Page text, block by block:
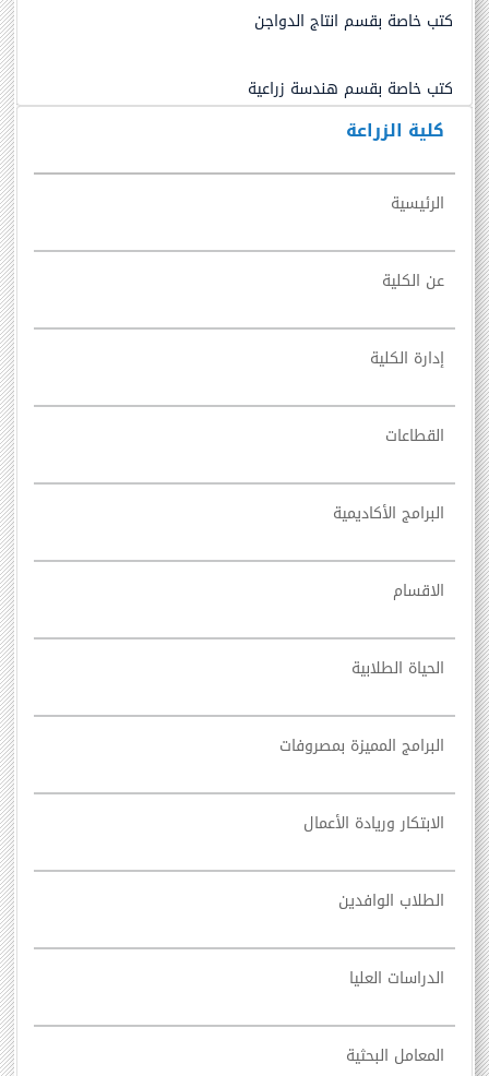
كلية الزراعة
الرئيسية
عن الكلية
إدارة الكلية
القطاعات
البرامج الأكاديمية
الاقسام
الحياة الطلابية
البرامج المميزة بمصروفات
الابتكار وريادة الأعمال
الطلاب الوافدين
الدراسات العليا
المعامل البحثية
كتب خاصة بقسم انتاج الدواجن
كتب خاصة بقسم هندسة زراعية